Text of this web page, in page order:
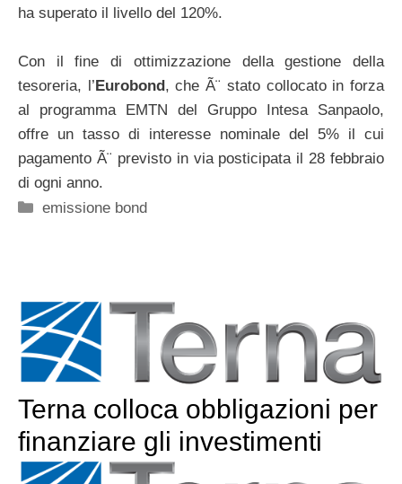
ha superato il livello del 120%.
Con il fine di ottimizzazione della gestione della
tesoreria, l’Eurobond, che Ã¨ stato collocato in forza
al programma EMTN del Gruppo Intesa Sanpaolo,
offre un tasso di interesse nominale del 5% il cui
pagamento Ã¨ previsto in via posticipata il 28 febbraio
di ogni anno.
Categorie
emissione bond
Terna colloca obbligazioni per
finanziare gli investimenti